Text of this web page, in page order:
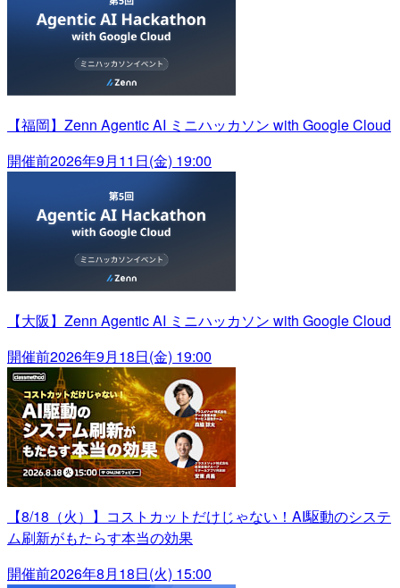
【福岡】Zenn Agentic AI ミニハッカソン with Google Cloud
開催前2026年9月11日(金) 19:00
【大阪】Zenn Agentic AI ミニハッカソン with Google Cloud
開催前2026年9月18日(金) 19:00
【8/18（火）】コストカットだけじゃない！AI駆動のシステ
ム刷新がもたらす本当の効果
開催前2026年8月18日(火) 15:00